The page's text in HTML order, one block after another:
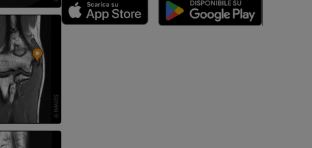
gamba